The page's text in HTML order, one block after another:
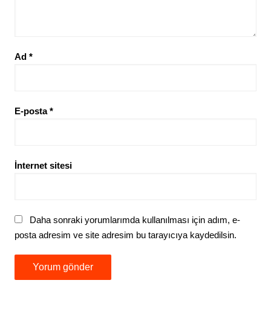
Ad *
E-posta*
İnternet sitesi
Daha sonraki yorumlarımda kullanılması için adım, e-
posta adresim ve site adresim bu tarayıcıya kaydedilsin.